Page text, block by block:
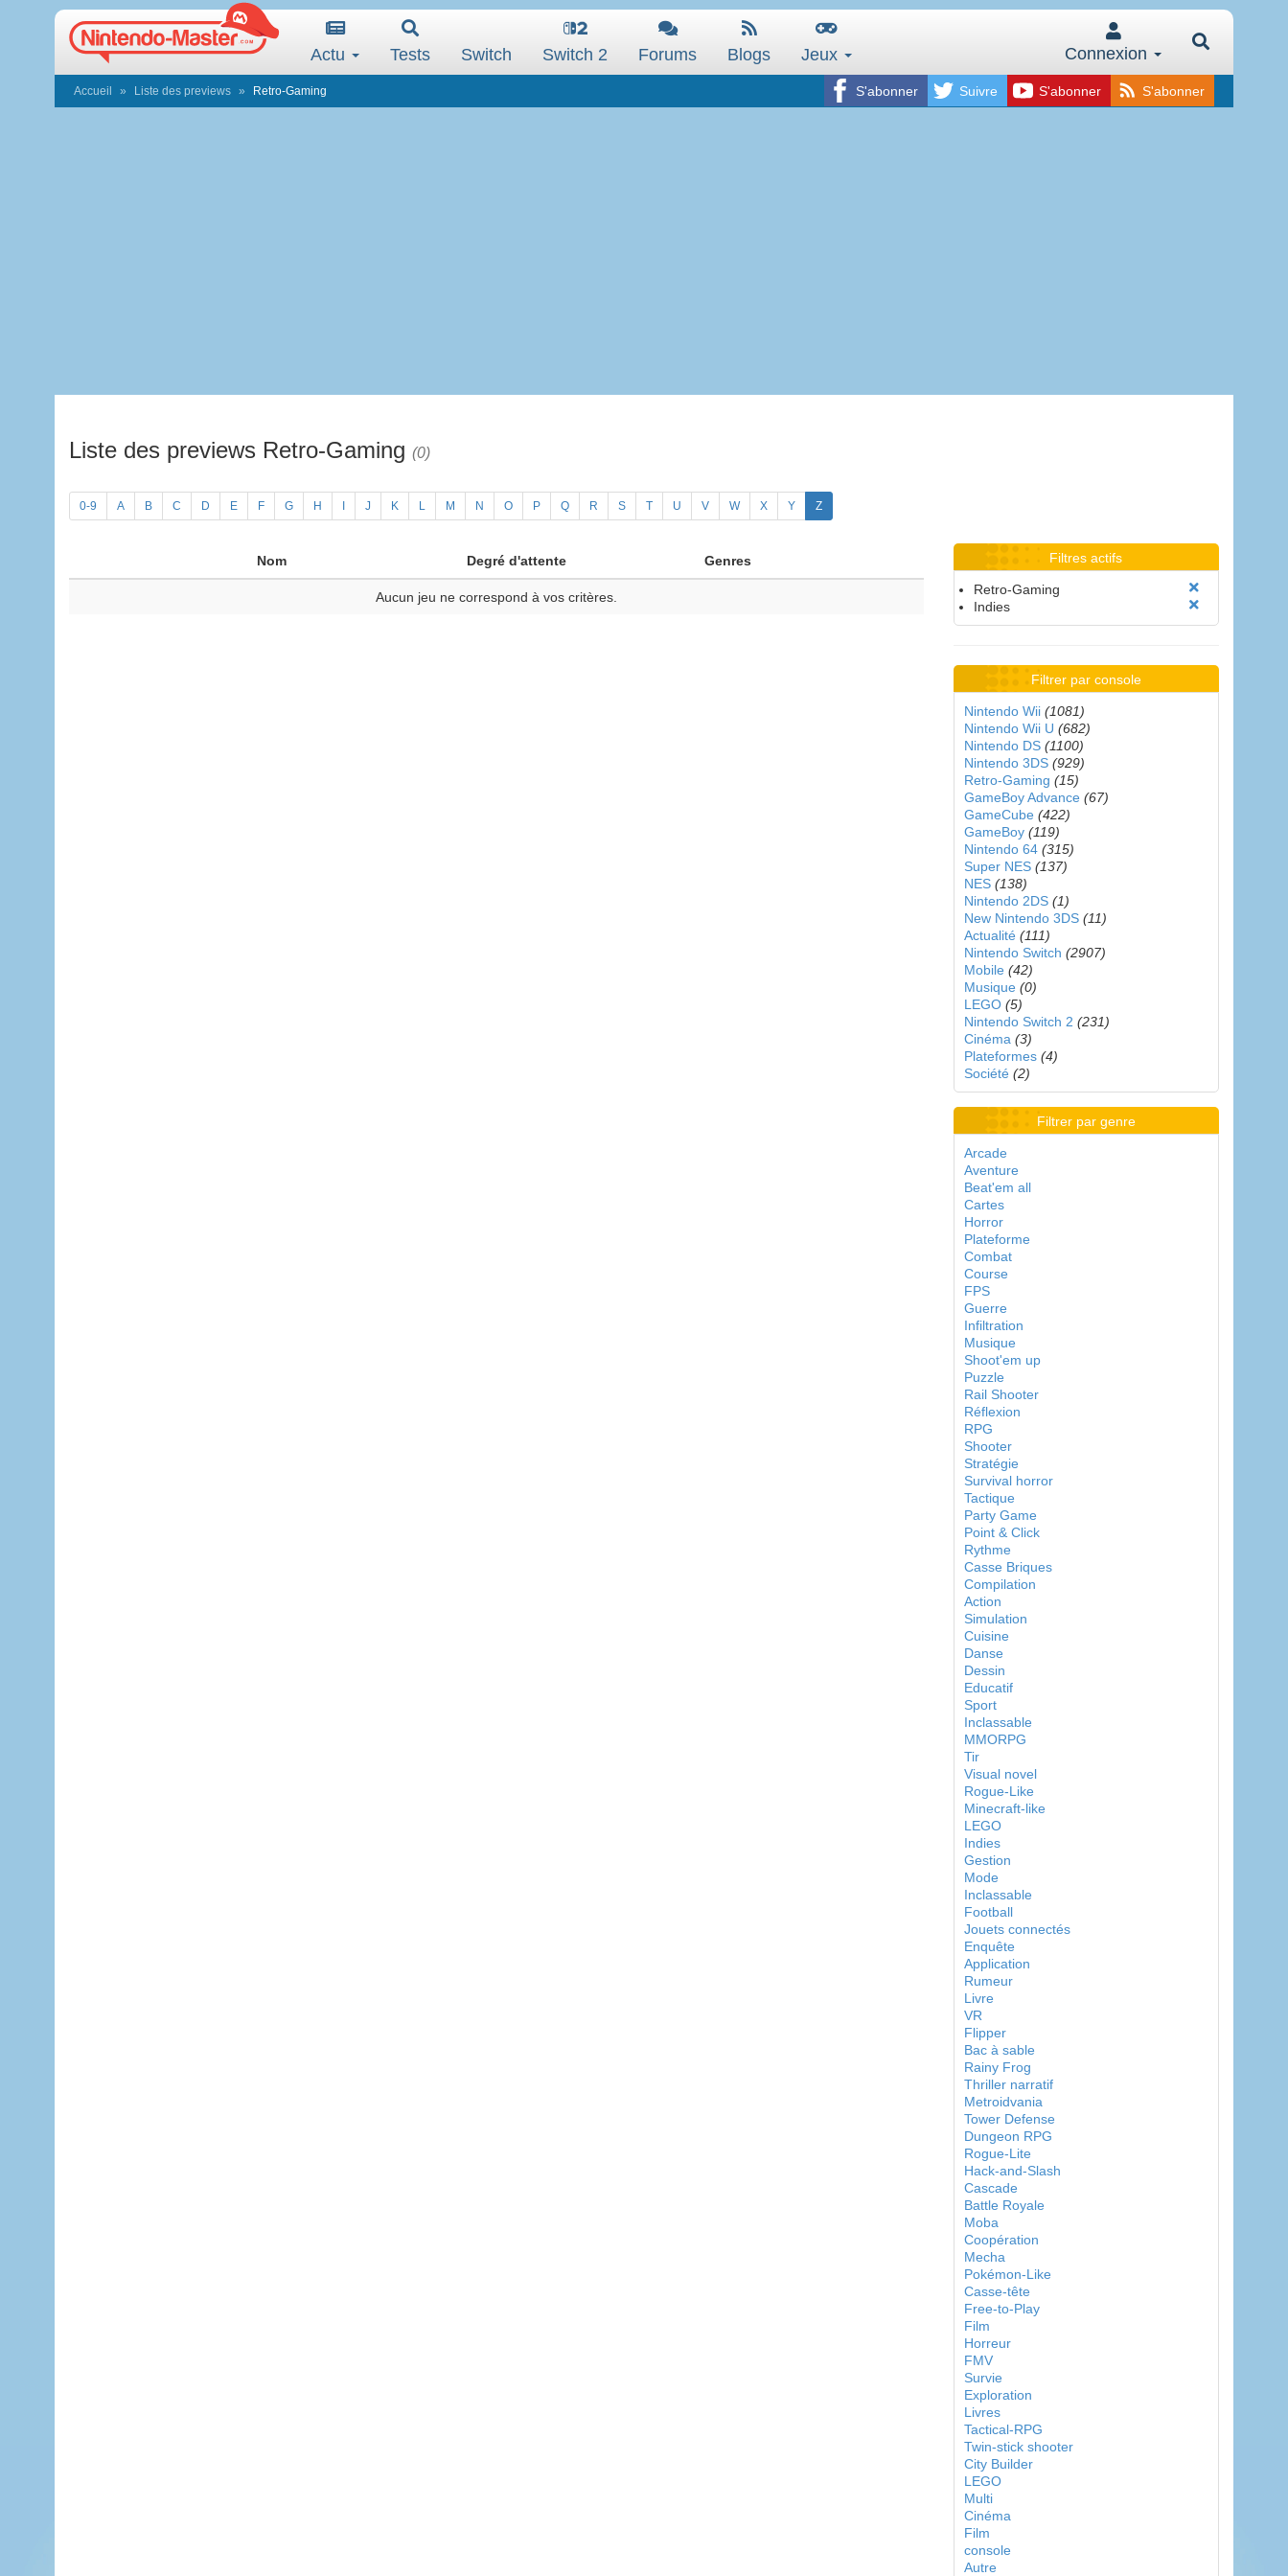
Actu Tests Switch Switch 2 Forums Blogs Jeux Connexion
S'abonner Suivre S'abonner S'abonner
Accueil Liste des previews Retro-Gaming
Liste des previews Retro-Gaming (0)
0-9 A B C D E F G H J K L M N O P Q R S T U V W X Y Z
Nom Degré d'attente Genres
Aucun jeu ne correspond à vos critères.
Filtres actifs
Retro-Gaming
Indies
Filtrer par console
Nintendo Wii (1081)
Nintendo Wii U (682)
Nintendo DS (1100)
Nintendo 3DS (929)
Retro-Gaming (15)
GameBoy Advance (67)
GameCube (422)
GameBoy (119)
Nintendo 64 (315)
Super NES (137)
NES (138)
Nintendo 2DS (1)
New Nintendo 3DS (11)
Actualité (111)
Nintendo Switch (2907)
Mobile (42)
Musique (0)
LEGO (5)
Nintendo Switch 2 (231)
Cinéma (3)
Plateformes (4)
Société (2)
Filtrer par genre
Arcade
Aventure
Beat'em all
Cartes
Horror
Plateforme
Combat
Course
FPS
Guerre
Infiltration
Musique
Shoot'em up
Puzzle
Rail Shooter
Réflexion
RPG
Shooter
Stratégie
Survival horror
Tactique
Party Game
Point & Click
Rythme
Casse Briques
Compilation
Action
Simulation
Cuisine
Danse
Dessin
Educatif
Sport
Inclassable
MMORPG
Tir
Visual novel
Rogue-Like
Minecraft-like
LEGO
Indies
Gestion
Mode
Inclassable
Football
Jouets connectés
Enquête
Application
Rumeur
Livre
VR
Flipper
Bac à sable
Rainy Frog
Thriller narratif
Metroidvania
Tower Defense
Dungeon RPG
Rogue-Lite
Hack-and-Slash
Cascade
Battle Royale
Moba
Coopération
Mecha
Pokémon-Like
Casse-tête
Free-to-Play
Film
Horreur
FMV
Survie
Exploration
Livres
Tactical-RPG
Twin-stick shooter
City Builder
LEGO
Multi
Cinéma
Film
console
Autre